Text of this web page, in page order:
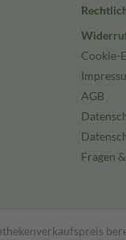
Cookie-
AGB
Fragen